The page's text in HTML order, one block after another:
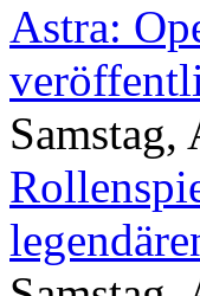
Astra:
Samstag,